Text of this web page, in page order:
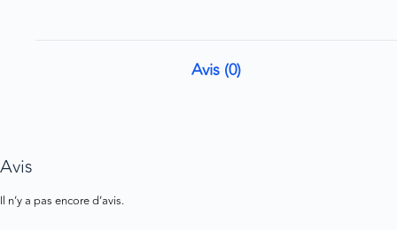
Avis (0)
Avis
Il n’y a pas encore d’avis.